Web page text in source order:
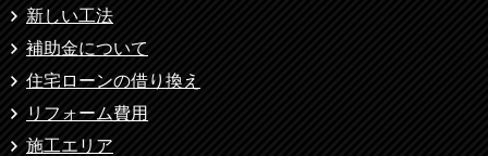
新しい工法
補助金について
住宅ローンの借り換え
リフォーム費用
施工エリア